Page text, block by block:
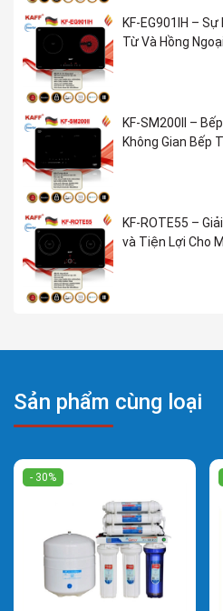
KF-EG901IH –
Từ Và Hồng
KF-SM200II –
Không Gian Bếp
KF-ROTE55 –
và Tiện Lợi Cho
Sản phẩm cùng loại
- 30%